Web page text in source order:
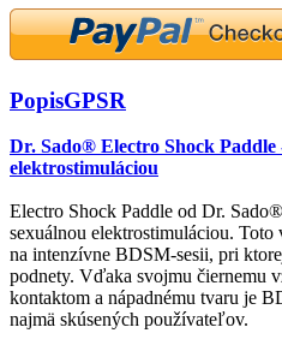
PopisGPSR
Dr. Sado® Electro Shock Paddle
elektrostimuláciou
Electro Shock Paddle od Dr.
sexuálnou elektrostimuláciou.
na intenzívne BDSM-sesii, pri
podnety. Vďaka svojmu čiernemu
kontaktom a nápadnému tvaru je
najmä skúsených používateľov.